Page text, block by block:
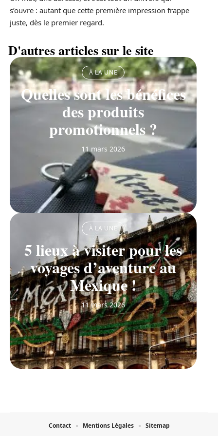
s’ouvre : autant que cette première impression frappe
juste, dès le premier regard.
D'autres articles sur le site
À LA UNE
Quelles sont les bénéfices
des produits
promotionnels ?
11 mars 2026
À LA UNE
5 lieux à visiter pour les
voyages d’aventure au
Mexique !
11 mars 2026
Contact Mentions Légales Sitemap